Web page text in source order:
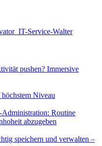
pushen? Immersive
Niveau
Routine
abzugeben
speichern und verwalten –